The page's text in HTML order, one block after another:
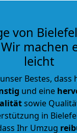
von
machen
leicht
Bestes, dass
und eine
sowie
in
Ihr Umzug